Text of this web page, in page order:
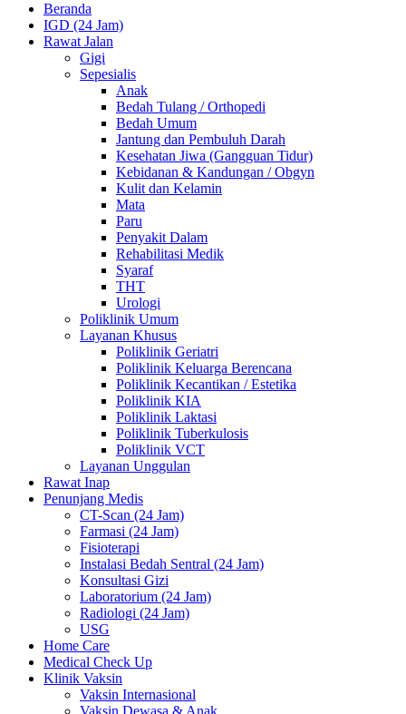
Beranda
IGD (24 Jam)
Rawat Jalan
Gigi
Sepesialis
Anak
Bedah Tulang / Orthopedi
Bedah Umum
Jantung dan Pembuluh Darah
Kesehatan Jiwa (Gangguan Tidur)
Kebidanan & Kandungan / Obgyn
Kulit dan Kelamin
Mata
Paru
Penyakit Dalam
Rehabilitasi Medik
Syaraf
THT
Urologi
Poliklinik Umum
Layanan Khusus
Poliklinik Geriatri
Poliklinik Keluarga Berencana
Poliklinik Kecantikan / Estetika
Poliklinik KIA
Poliklinik Laktasi
Poliklinik Tuberkulosis
Poliklinik VCT
Layanan Unggulan
Rawat Inap
Penunjang Medis
CT-Scan (24 Jam)
Farmasi (24 Jam)
Fisioterapi
Instalasi Bedah Sentral (24 Jam)
Konsultasi Gizi
Laboratorium (24 Jam)
Radiologi (24 Jam)
USG
Home Care
Medical Check Up
Klinik Vaksin
Vaksin Internasional